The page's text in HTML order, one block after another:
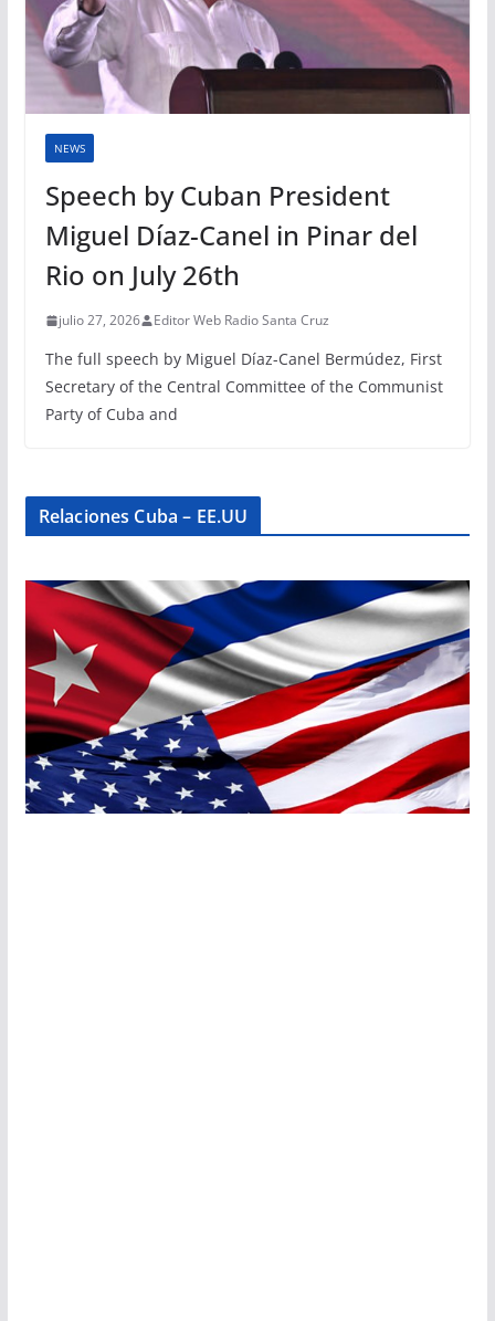
NEWS
Speech by Cuban President
Miguel Díaz-Canel in Pinar del
Rio on July 26th
julio 27, 2026 Editor Web Radio Santa Cruz
The full speech by Miguel Díaz-Canel Bermúdez, First
Secretary of the Central Committee of the Communist
Party of Cuba and
Relaciones Cuba – EE.UU